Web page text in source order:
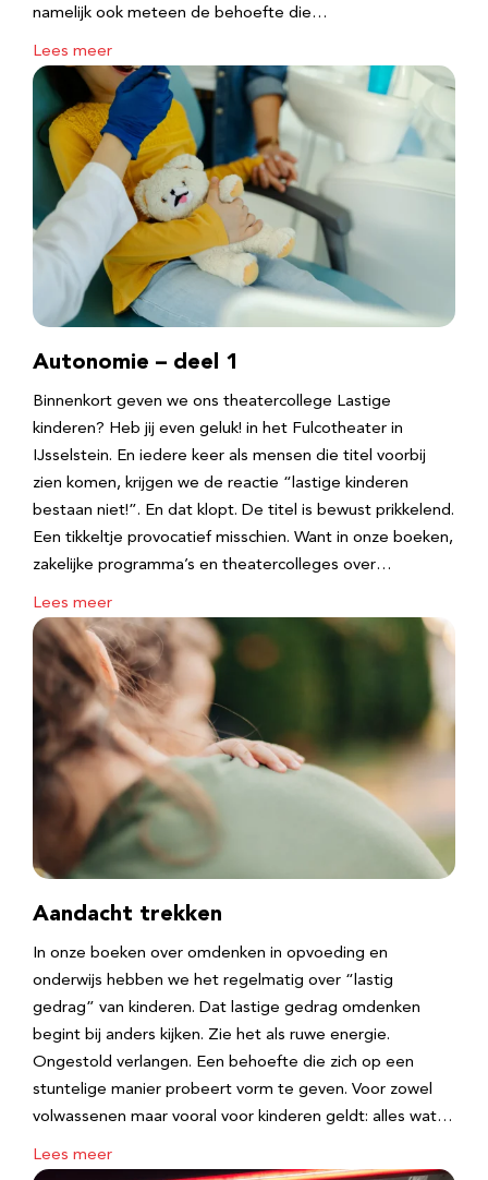
namelijk ook meteen de behoefte die…
Lees meer
Autonomie – deel 1
Binnenkort geven we ons theatercollege Lastige
kinderen? Heb jij even geluk! in het Fulcotheater in
IJsselstein. En iedere keer als mensen die titel voorbij
zien komen, krijgen we de reactie “lastige kinderen
bestaan niet!”. En dat klopt. De titel is bewust prikkelend.
Een tikkeltje provocatief misschien. Want in onze boeken,
zakelijke programma’s en theatercolleges over…
Lees meer
Aandacht trekken
In onze boeken over omdenken in opvoeding en
onderwijs hebben we het regelmatig over “lastig
gedrag” van kinderen. Dat lastige gedrag omdenken
begint bij anders kijken. Zie het als ruwe energie.
Ongestold verlangen. Een behoefte die zich op een
stuntelige manier probeert vorm te geven. Voor zowel
volwassenen maar vooral voor kinderen geldt: alles wat…
Lees meer